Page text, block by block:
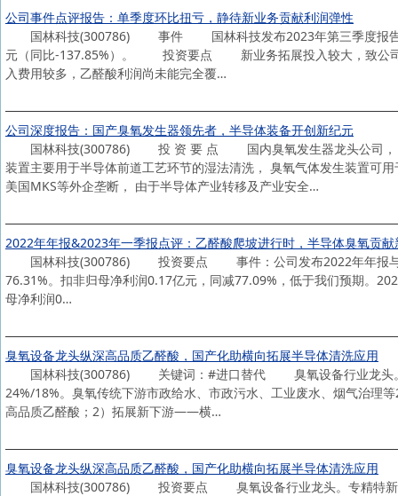
公司事件点评报告：单季度环比扭亏，静待新业务贡献利润弹性
国林科技(300786) 事件 国林科技发布2023年第三季度报告：
元（同比-137.85%）。 投资要点 新业务拓展投入较大，致公司
入费用较多，乙醛酸利润尚未能完全覆…
公司深度报告：国产臭氧发生器领先者，半导体装备开创新纪元
国林科技(300786) 投 资 要 点 国内臭氧发生器龙头公司， 助
装置主要用于半导体前道工艺环节的湿法清洗， 臭氧气体发生装置可
美国MKS等外企垄断， 由于半导体产业转移及产业安全…
2022年年报&2023年一季报点评：乙醛酸爬坡进行时，半导体臭氧贡献
国林科技(300786) 投资要点 事件：公司发布2022年年报与
76.31%。扣非归母净利润0.17亿元，同减77.09%，低于我们预期。
母净利润0…
臭氧设备龙头纵深高品质乙醛酸，国产化助横向拓展半导体清洗应用
国林科技(300786) 关键词：#进口替代 臭氧设备行业龙头。专
24%/18%。臭氧传统下游市政给水、市政污水、工业废水、烟气治
高品质乙醛酸；2）拓展新下游——横…
臭氧设备龙头纵深高品质乙醛酸，国产化助横向拓展半导体清洗应用
国林科技(300786) 投资要点 臭氧设备行业龙头。专精特新“小